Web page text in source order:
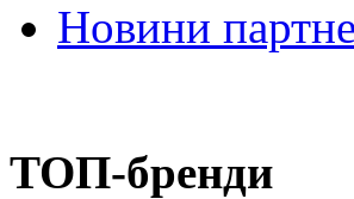
Новини
ТОП-бренди